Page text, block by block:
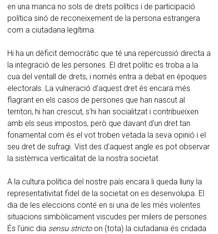
en una manca no sols de drets polítics i de participació
política sinó de reconeixement de la persona estrangera
com a ciutadana legítima.
Hi ha un dèficit democràtic que té una repercussió directa a
la integració de les persones. El dret polític es troba a la
cua del ventall de drets, i només entra a debat en èpoques
electorals. La vulneració d'aquest dret és encara més
flagrant en els casos de persones que han nascut al
territori, hi han crescut, s'hi han socialitzat i contribueixen
amb els seus impostos, però que davant d'un dret tan
fonamental com és el vot troben vetada la seva opinió i el
seu dret de sufragi. Vist des d'aquest angle es pot observar
la sistèmica verticalitat de la nostra societat.
A la cultura política del nostre país encara li queda lluny la
representativitat fidel de la societat on es desenvolupa. El
dia de les eleccions conté en si una de les més violentes
situacions simbòlicament viscudes per milers de persones.
És l'únic dia sensu strictoon (tota) la ciutadania és cridada